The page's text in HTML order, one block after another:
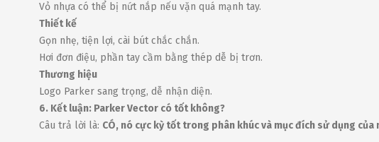
Vỏ nhựa có thể bị nứt nắp nếu vặn quá mạnh tay.
Thiết kế
Gọn nhẹ, tiện lợi, cài bút chắc chắn.
Hơi đơn điệu, phần tay cầm bằng thép dễ bị trơn.
Thương hiệu
Logo Parker sang trọng, dễ nhận diện.
6. Kết luận: Parker Vector có tốt không?
Câu trả lời là: CÓ, nó cực kỳ tốt trong phân khúc và mục đích sử dụng của